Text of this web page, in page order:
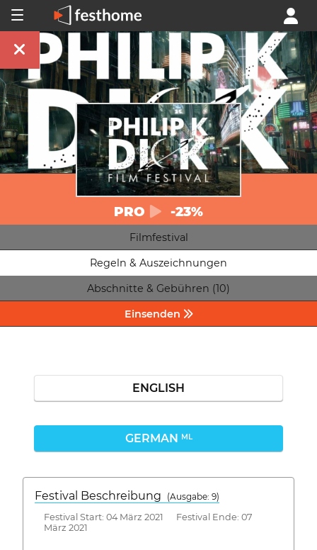
PRO -23%
Filmfestival
Regeln & Auszeichnungen
Abschnitte & Gebühren (10)
Einsenden
ENGLISH
GERMAN ML
Festival Beschreibung
(Ausgabe: 9)
Festival Start: 04 März 2021 Festival Ende: 07
März 2021